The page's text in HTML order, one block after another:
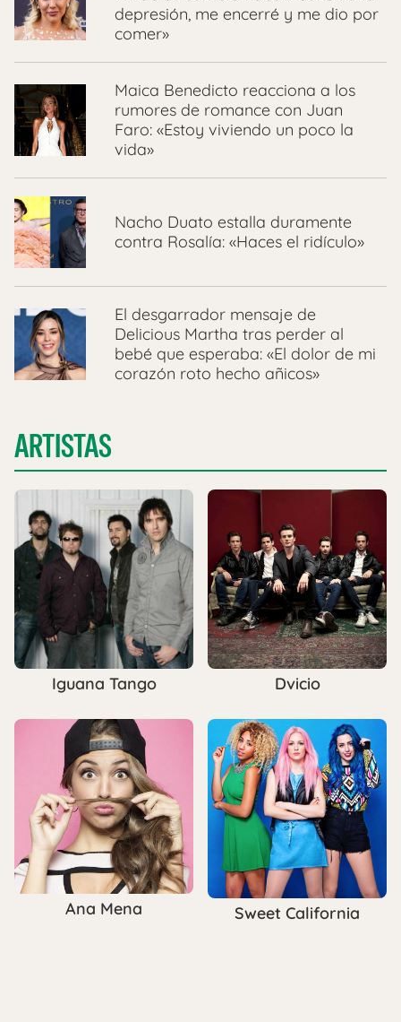
depresión, me encerré y me dio por
comer»
Maica Benedicto reacciona a los
rumores de romance con Juan
Faro: «Estoy viviendo un poco la
vida»
Nacho Duato estalla duramente
contra Rosalía: «Haces el ridículo»
El desgarrador mensaje de
Delicious Martha tras perder al
bebé que esperaba: «El dolor de mi
corazón roto hecho añicos»
ARTISTAS
Iguana Tango Dvicio
Ana Mena Sweet California